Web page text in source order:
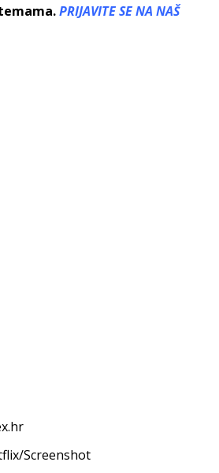
PRIJAVITE SE NA NAŠ
Screenshot